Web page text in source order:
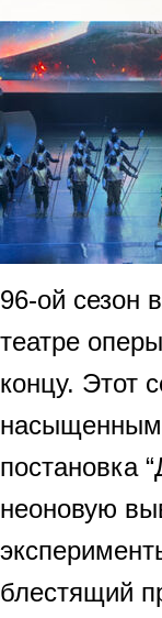
96-ой сезон
театре
концу. Этот
постановка
неоновую
блестящий